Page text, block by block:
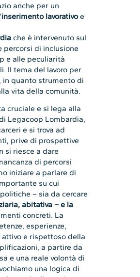
anche per un
inserimento lavorativoe
che è intervenuto sul
percorsi di inclusione
e alle peculiarità
Il tema del lavoro per
in quanto strumento di
vita della comunità.
cruciale e si lega alla
Legacoop Lombardia,
e si trova ad
prive di prospettive
si riesce a dare
di percorsi
iniziare a parlare di
su cui
– sia da cercare
abitativa – e la
concreti. La
esperienze,
e rispettoso della
a partire da
e una reale volontà di
una logica di